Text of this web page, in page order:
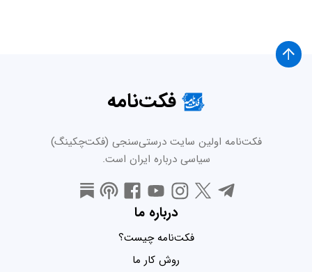
فکت‌نامه
فکت‌نامه اولین سایت درستی‌سنجی (فکت‌چکینگ)
سیاسی درباره ایران است.
درباره ما
فکت‌نامه چیست؟
روش کار ما